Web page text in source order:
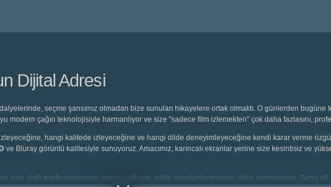
Dijital Adresi
seçme şansımız olmadan bize sunulan hikayelere ortak olmaktı. O günlerden
modern çağın teknolojisiyle harmanlıyor ve size "sadece film izlemekten" çok daha fazlasını,
izleyeceğine, hangi kalitede izleyeceğine ve hangi dilde deneyimleyeceğine kendi karar verme
ve Bluray görüntü kalitesiyle sunuyoruz. Amacımız, karıncalı ekranlar yerine size kesintisiz ve
ister akıllı telefonlarınızdan erişim sağlayın, kalite standartlarımızdan ödün vermezsiniz. Geniş